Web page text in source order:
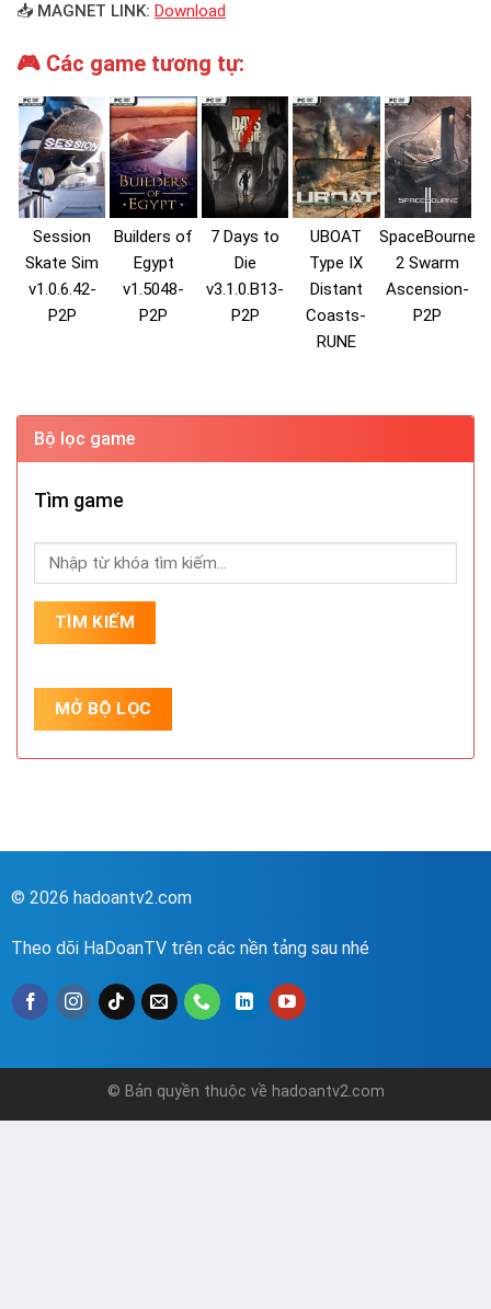
📥 MAGNET LINK: Download
🎮 Các game tương tự:
Session
Skate Sim
v1.0.6.42-
P2P
Builders of
Egypt
v1.5048-
P2P
7 Days to
Die
v3.1.0.B13-
P2P
UBOAT
Type IX
Distant
Coasts-
RUNE
SpaceBourne
2 Swarm
Ascension-
P2P
Bộ lọc game
Tìm game
© 2026 hadoantv2.com
Theo dõi HaDoanTV trên các nền tảng sau nhé
© Bản quyền thuộc về hadoantv2.com